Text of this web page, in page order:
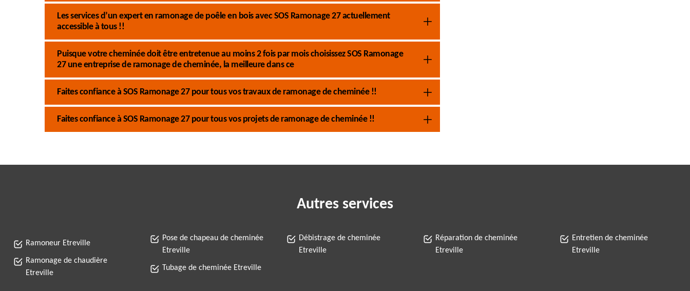
Les services d’un expert en ramonage de poêle en bois avec SOS Ramonage 27 actuellement
accessible à tous !!
Puisque votre cheminée doit être entretenue au moins 2 fois par mois choisissez SOS Ramonage
27 une entreprise de ramonage de cheminée, la meilleure dans ce
Faites confiance à SOS Ramonage 27 pour tous vos travaux de ramonage de cheminée !!
Faites confiance à SOS Ramonage 27 pour tous vos projets de ramonage de cheminée !!
Autres services
Ramoneur Etreville
Ramonage de chaudière
Etreville
Pose de chapeau de cheminée
Etreville
Tubage de cheminée Etreville
Débistrage de cheminée
Etreville
Réparation de cheminée
Etreville
Entretien de cheminée
Etreville